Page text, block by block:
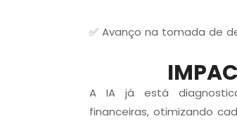
✅ Avanço na tomada de
A IA já está
financeiras, otimizando